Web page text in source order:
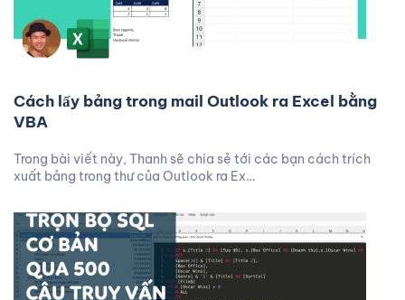
Cách lấy bảng trong mail Outlook ra Excel bằng
VBA
Trong bài viết này, Thanh sẽ chia sẻ tới các bạn cách trích
xuất bảng trong thư của Outlook ra Ex…